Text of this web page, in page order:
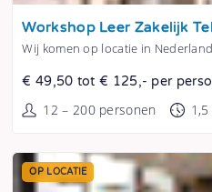
Tonen
Workshop Leer Zakelijk
Wij komen op locatie in Nederland
€ 49,50 tot € 125,- per
12 – 200 personen
OP LOCATIE